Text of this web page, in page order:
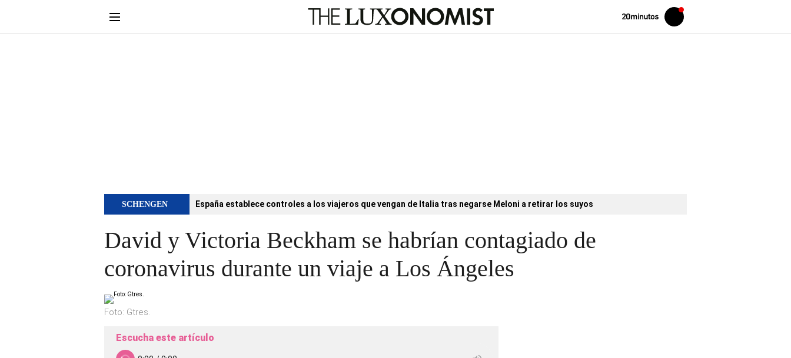
Volver
Iniciar
sesión
SCHENGEN España establece controles a los viajeros que vengan de Italia tras negarse Meloni a retirar los suyos
David y Victoria Beckham se habrían contagiado de
coronavirus durante un viaje a Los Ángeles
Foto: Gtres.
Escucha este artículo